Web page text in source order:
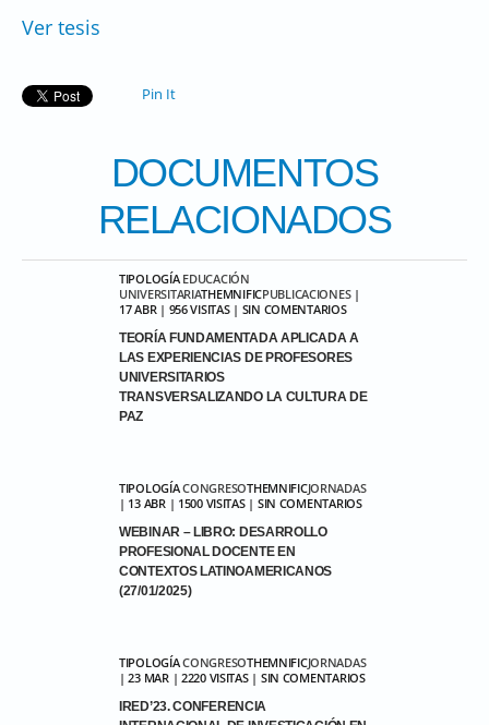
Ver tesis
Pin It
DOCUMENTOS
RELACIONADOS
TIPOLOGÍA EDUCACIÓN
UNIVERSITARIATHEMNIFICPUBLICACIONES|
17 ABR | 956 VISITAS | SIN COMENTARIOS
TEORÍA FUNDAMENTADA APLICADA A
LAS EXPERIENCIAS DE PROFESORES
UNIVERSITARIOS
TRANSVERSALIZANDO LA CULTURA DE
PAZ
TIPOLOGÍACONGRESOTHEMNIFICJORNADAS
| 13 ABR | 1500 VISITAS | SIN COMENTARIOS
WEBINAR – LIBRO: DESARROLLO
PROFESIONAL DOCENTE EN
CONTEXTOS LATINOAMERICANOS
(27/01/2025)
TIPOLOGÍACONGRESOTHEMNIFICJORNADAS
| 23 MAR | 2220 VISITAS | SIN COMENTARIOS
IRED’23. CONFERENCIA